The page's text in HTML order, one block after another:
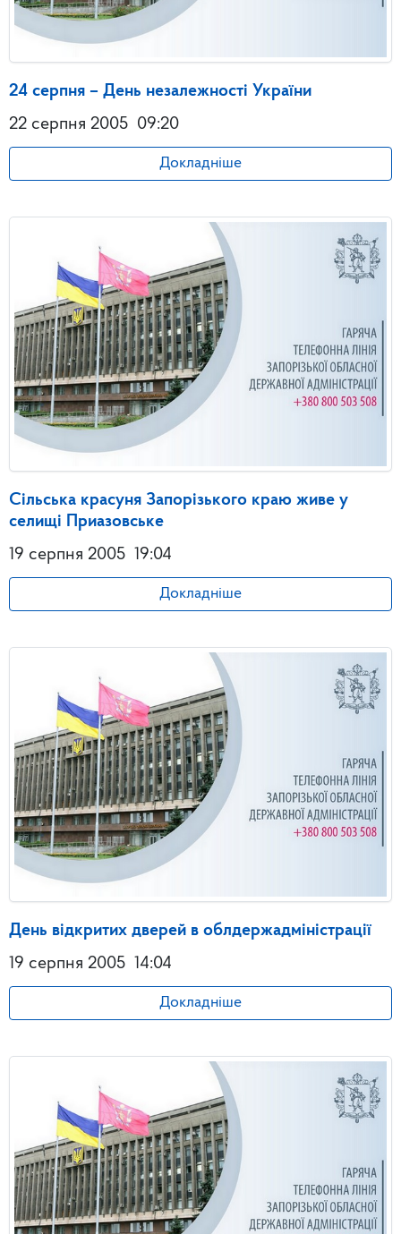
24 серпня – День незалежності України
22 серпня 2005 09:20
Докладніше
Сільська красуня Запорізького краю живе у
селищі Приазовське
19 серпня 2005 19:04
Докладніше
День відкритих дверей в облдержадміністрації
19 серпня 2005 14:04
Докладніше